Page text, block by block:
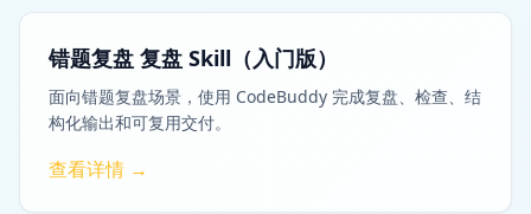
错题复盘 复盘 Skill（入门版）
面向错题复盘场景，使用 CodeBuddy 完成复盘、检查、结
构化输出和可复用交付。
查看详情 →